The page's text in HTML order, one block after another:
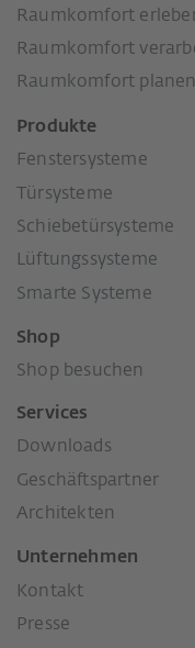
Raumkomfort
Raumkomfort
Raumkomfort planen
Produkte
Fenstersysteme
Türsysteme
Schiebetürsysteme
Lüftungssysteme
Smarte Systeme
Shop
Shop besuchen
Services
Downloads
Geschäftspartner
Architekten
Unternehmen
Kontakt
Presse